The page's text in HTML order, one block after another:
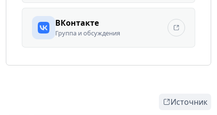
ВКонтакте
Группа и обсуждения
Источник